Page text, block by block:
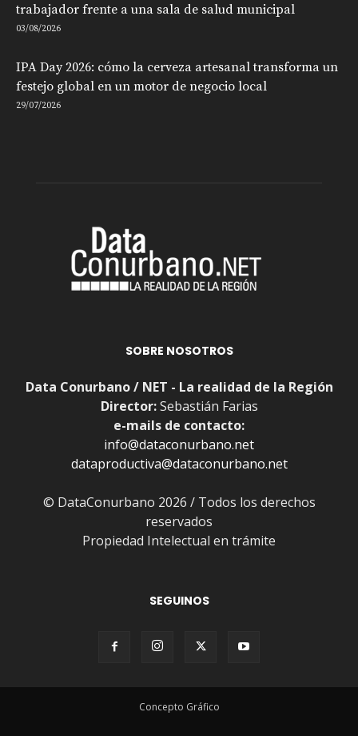
trabajador frente a una sala de salud municipal
03/08/2026
IPA Day 2026: cómo la cerveza artesanal transforma un
festejo global en un motor de negocio local
29/07/2026
SOBRE NOSOTROS
Data Conurbano / NET - La realidad de la Región
Director:Sebastián Farias
e-mails de contacto:
info@dataconurbano.net
dataproductiva@dataconurbano.net
© DataConurbano 2026 / Todos los derechos
reservados
Propiedad Intelectual en trámite
SEGUINOS
Concepto Gráfico